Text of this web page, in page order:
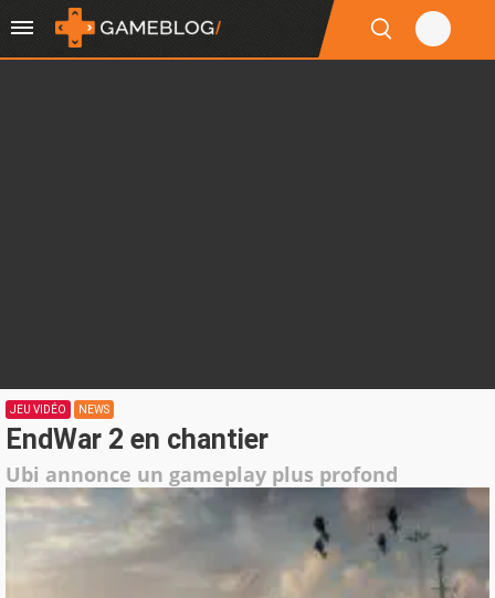
JEU VIDÉO NEWS
EndWar 2 en chantier
Ubi annonce un gameplay plus profond